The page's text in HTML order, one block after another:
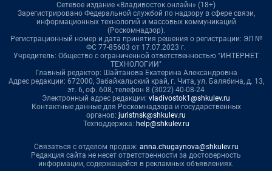
Сетевое издание «Владивосток онлайн» (18+)
Зарегистрировано Федеральной службой по надзору в сфере связи,
информационных технологий и массовых коммуникаций
(Роскомнадзор).
Регистрационный номер и дата принятия решения о регистрации: ЭЛ №
ФС 77-85603 от 17.07.2023 г.
Учредитель: Общество с ограниченной ответственностью "ИНТЕРНЕТ
ТЕХНОЛОГИИ"
Главный редактор: Шайтанова Екатерина Александровна
Адрес редакции: 672000, Забайкальский край, г. Чита, ул. Балябина, д. 13,
эт. 6, оф. 608, телефон 8 (3022) 40-08-24
Электронный адрес редакции: vladivostok1@shkulev.ru
Контактные данные для Роскомнадзора и государственных
органов: juristnsk@shkulev.ru
Техподдержка: help@shkulev.ru
Связаться с отделом продаж: anna.chugaynova@shkulev.ru
Редакция сайта не несет ответственности за достоверность
информации, содержащейся в рекламных объявлениях.